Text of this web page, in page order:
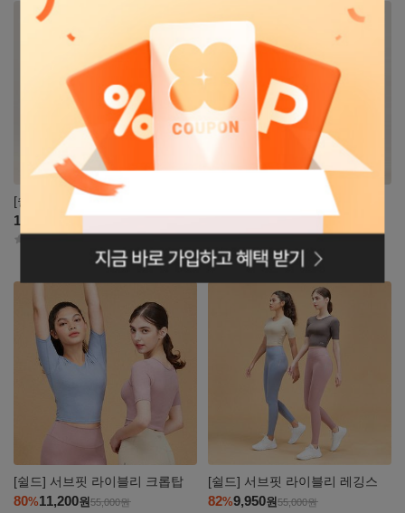
[쉴드] 여성 헤어리 조거팬츠
129,000
자세히
[쉴드] 남성 헤어리 조거팬츠
보기
[쉴드] 서브핏 라이블리 크롭탑
80%11,200원55,000원
보기
[쉴드] 서브핏 라이블리 레깅스
82%9,950원55,000원
로그인페이지로